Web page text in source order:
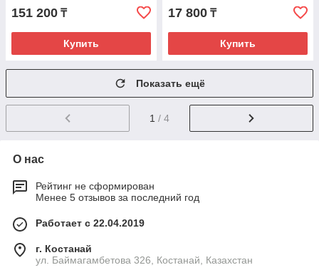
151 200 ₸
Купить
17 800 ₸
Купить
Показать ещё
1 / 4
О нас
Рейтинг не сформирован
Менее 5 отзывов за последний год
Работает с 22.04.2019
г. Костанай
ул. Баймагамбетова 326, Костанай, Казахстан